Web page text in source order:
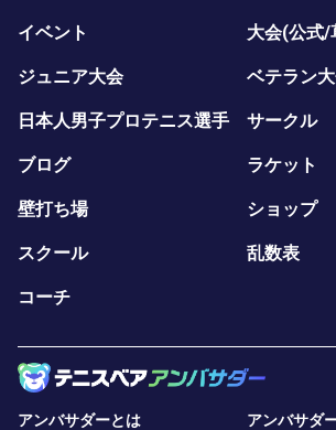
イベント 大会(公式/
ジュニア大会 ベテラン
日本人男子プロテニス選手 サークル
ブログ ラケット
壁打ち場 ショップ
スクール 乱数表
コーチ
アンバサダーとは アンバサダ